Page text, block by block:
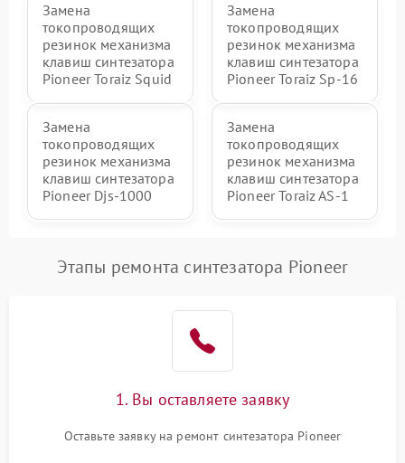
Замена
токопроводящих
резинок механизма
клавиш синтезатора
Pioneer Toraiz Squid
Замена
токопроводящих
резинок механизма
клавиш синтезатора
Pioneer Toraiz Sp-16
Замена
токопроводящих
резинок механизма
клавиш синтезатора
Pioneer Djs-1000
Замена
токопроводящих
резинок механизма
клавиш синтезатора
Pioneer Toraiz AS-1
Этапы ремонта синтезатора Pioneer
1. Вы оставляете заявку
Оставьте заявку на ремонт синтезатора Pioneer